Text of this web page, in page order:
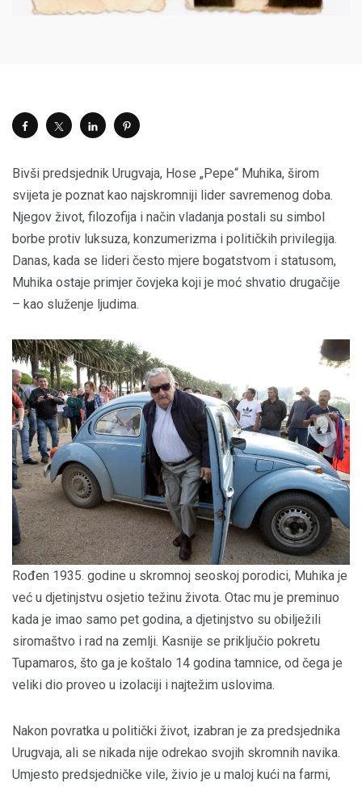
Bivši predsjednik Urugvaja, Hose „Pepe“ Muhika, širom
svijeta je poznat kao najskromniji lider savremenog doba.
Njegov život, filozofija i način vladanja postali su simbol
borbe protiv luksuza, konzumerizma i političkih privilegija.
Danas, kada se lideri često mjere bogatstvom i statusom,
Muhika ostaje primjer čovjeka koji je moć shvatio drugačije
– kao služenje ljudima.
Rođen 1935. godine u skromnoj seoskoj porodici, Muhika je
već u djetinjstvu osjetio težinu života. Otac mu je preminuo
kada je imao samo pet godina, a djetinjstvo su obilježili
siromaštvo i rad na zemlji. Kasnije se priključio pokretu
Tupamaros, što ga je koštalo 14 godina tamnice, od čega je
veliki dio proveo u izolaciji i najtežim uslovima.
Nakon povratka u politički život, izabran je za predsjednika
Urugvaja, ali se nikada nije odrekao svojih skromnih navika.
Umjesto predsjedničke vile, živio je u maloj kući na farmi,